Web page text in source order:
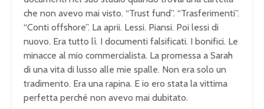
che non avevo mai visto. “Trust fund”. “Trasferimenti”.
“Conti offshore”. La aprii. Lessi. Piansi. Poi lessi di
nuovo. Era tutto lì. I documenti falsificati. I bonifici. Le
minacce al mio commercialista. La promessa a Sarah
di una vita di lusso alle mie spalle. Non era solo un
tradimento. Era una rapina. E io ero stata la vittima
perfetta perché non avevo mai dubitato.